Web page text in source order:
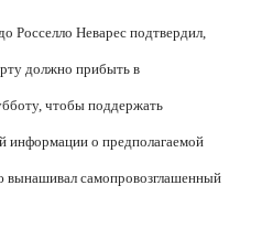
Росселло Неварес подтвердил,
должно прибыть в
чтобы поддержать
информации о предполагаемой
самопровозглашенный